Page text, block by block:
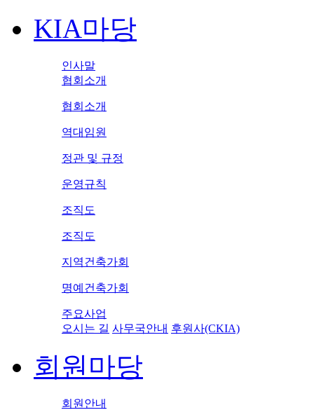
KIA마당
인사말
협회소개
협회소개
역대임원
정관 및 규정
운영규칙
조직도
조직도
지역건축가회
명예건축가회
주요사업
오시는 길 사무국안내 후원사(CKIA)
회원마당
회원안내